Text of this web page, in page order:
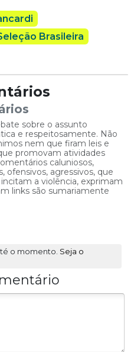
Brasileira
sobre o assunto
e respeitosamente. Não
nem que firam leis e
promovam atividades
caluniosos,
ofensivos, agressivos, que
a violência, exprimam
links são sumariamente
o momento. Seja o